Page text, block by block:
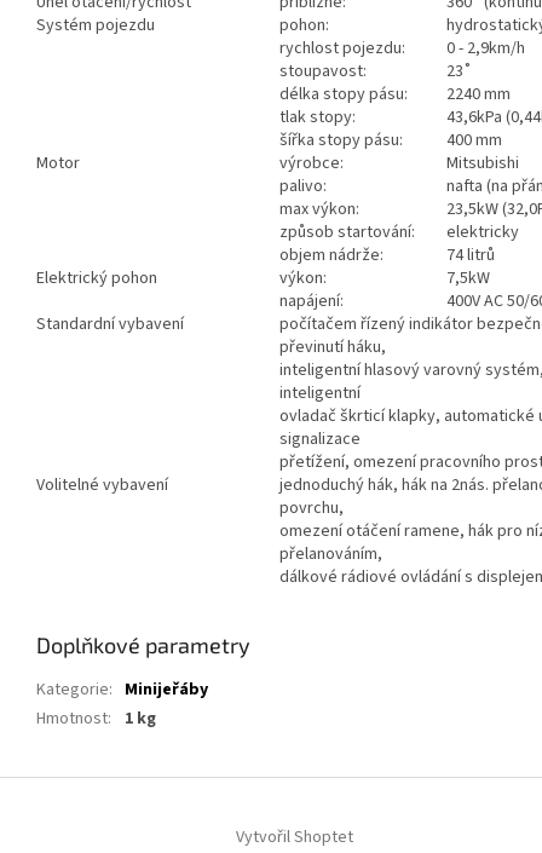
Systém pojezdu
pohon:
rychlost pojezdu:
0 - 2,9km/h
stoupavost:
23˚
délka stopy pásu:
2240 mm
tlak stopy:
43,6kPa
šířka stopy pásu:
400 mm
Motor
výrobce:
Mitsubishi
palivo:
nafta (na
max výkon:
23,5kW
způsob startování:
elektricky
objem nádrže:
74 litrů
Elektrický pohon
výkon:
7,5kW
napájení:
400V AC 50/
Standardní vybavení
počítačem řízený indikátor
převinutí háku,
inteligentní hlasový varovný
inteligentní
ovladač škrticí klapky, automatické
signalizace
přetížení, omezení pracovního
Volitelné vybavení
jednoduchý hák, hák na 2nás.
povrchu,
omezení otáčení ramene, hák pro
přelanováním,
dálkové rádiové ovládání s
Doplňkové parametry
Kategorie: Minijeřáby
Hmotnost: 1 kg
Vytvořil Shoptet